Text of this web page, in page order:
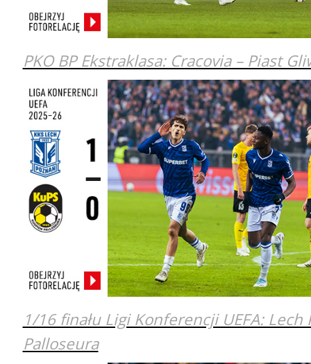
PKO BP Ekstraklasa: Cracovia – Piast
1/16 finału Ligi Konferencji UEFA: Lech
Palloseura